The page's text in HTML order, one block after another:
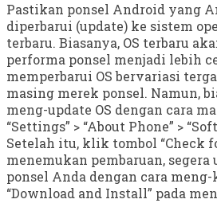
Pastikan ponsel Android yang
diperbarui (update) ke sistem
terbaru. Biasanya, OS terbaru
performa ponsel menjadi lebih
memperbarui OS bervariasi
masing merek ponsel. Namun,
meng-update OS dengan cara
“Settings” > “About Phone” >
Setelah itu, klik tombol “Check
menemukan pembaruan, segera
ponsel Anda dengan cara
“Download and Install” pada